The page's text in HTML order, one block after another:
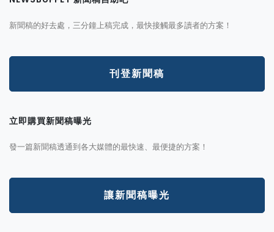
新聞稿的好去處，三分鐘上稿完成，最快接觸最多讀者的方案！
刊登新聞稿
立即購買新聞稿曝光
發一篇新聞稿透通到各大媒體的最快速、最便捷的方案！
讓新聞稿曝光